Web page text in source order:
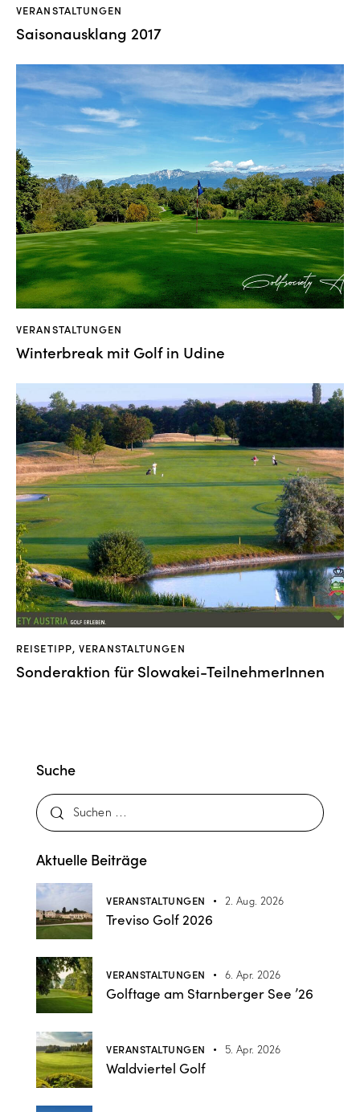
VERANSTALTUNGEN
Saisonausklang 2017
VERANSTALTUNGEN
Winterbreak mit Golf in Udine
REISETIPP,VERANSTALTUNGEN
Sonderaktion für Slowakei-TeilnehmerInnen
Suche
Aktuelle Beiträge
VERANSTALTUNGEN 2. Aug. 2026
Treviso Golf 2026
VERANSTALTUNGEN 6. Apr. 2026
Golftage am Starnberger See ’26
VERANSTALTUNGEN 5. Apr. 2026
Waldviertel Golf